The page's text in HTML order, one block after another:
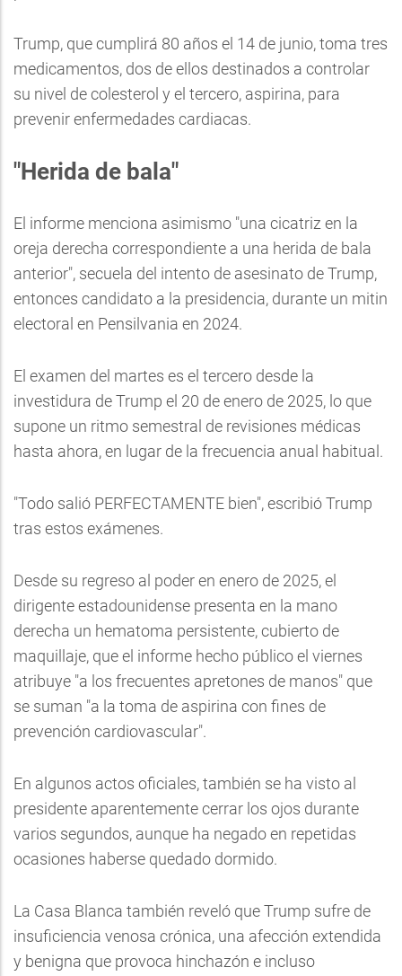
Trump, que cumplirá 80 años el 14 de junio, toma tres
medicamentos, dos de ellos destinados a controlar
su nivel de colesterol y el tercero, aspirina, para
prevenir enfermedades cardiacas.
"Herida de bala"
El informe menciona asimismo "una cicatriz en la
oreja derecha correspondiente a una herida de bala
anterior", secuela del intento de asesinato de Trump,
entonces candidato a la presidencia, durante un mitin
electoral en Pensilvania en 2024.
El examen del martes es el tercero desde la
investidura de Trump el 20 de enero de 2025, lo que
supone un ritmo semestral de revisiones médicas
hasta ahora, en lugar de la frecuencia anual habitual.
"Todo salió PERFECTAMENTE bien", escribió Trump
tras estos exámenes.
Desde su regreso al poder en enero de 2025, el
dirigente estadounidense presenta en la mano
derecha un hematoma persistente, cubierto de
maquillaje, que el informe hecho público el viernes
atribuye "a los frecuentes apretones de manos" que
se suman "a la toma de aspirina con fines de
prevención cardiovascular".
En algunos actos oficiales, también se ha visto al
presidente aparentemente cerrar los ojos durante
varios segundos, aunque ha negado en repetidas
ocasiones haberse quedado dormido.
La Casa Blanca también reveló que Trump sufre de
insuficiencia venosa crónica, una afección extendida
y benigna que provoca hinchazón e incluso